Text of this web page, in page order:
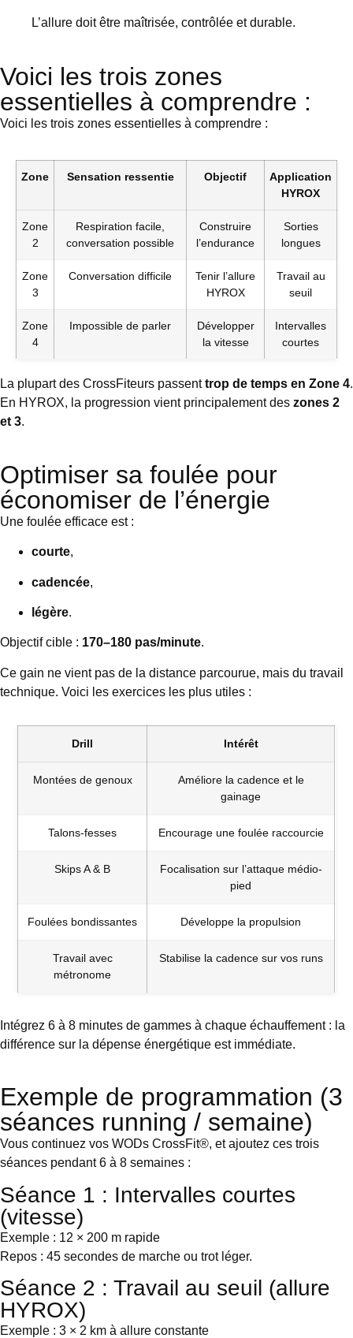
L’allure doit être maîtrisée, contrôlée et durable.
Voici les trois zones
essentielles à comprendre :
Voici les trois zones essentielles à comprendre :
Zone Sensation ressentie Objectif
Application
HYROX
Zone
2
Respiration facile,
conversation possible
Construire
l’endurance
Sorties
longues
Zone
3
Conversation difficile
Tenir l’allure
HYROX
Travail au
seuil
Zone
4
Impossible de parler
Développer
la vitesse
Intervalles
courtes
La plupart des CrossFiteurs passenttrop de temps en Zone 4.
En HYROX, la progression vient principalement des zones 2
et 3.
Optimiser sa foulée pour
économiser de l’énergie
Une foulée efficace est :
courte,
cadencée,
légère.
Objectif cible : 170–180 pas/minute.
Ce gain ne vient pas de la distance parcourue, mais du travail
technique. Voici les exercices les plus utiles :
Drill Intérêt
Montées de genoux
Améliore la cadence et le
gainage
Talons-fesses Encourage une foulée raccourcie
Skips A & B
Focalisation sur l’attaque médio-
pied
Foulées bondissantes Développe la propulsion
Travail avec
métronome
Stabilise la cadence sur vos runs
Intégrez 6 à 8 minutes de gammes à chaque échauffement : la
différence sur la dépense énergétique est immédiate.
Exemple de programmation (3
séances running / semaine)
Vous continuez vos WODs CrossFit®, et ajoutez ces trois
séances pendant 6 à 8 semaines :
Séance 1 : Intervalles courtes
(vitesse)
Exemple : 12 × 200 m rapide
Repos : 45 secondes de marche ou trot léger.
Séance 2 : Travail au seuil (allure
HYROX)
Exemple : 3 × 2 km à allure constante